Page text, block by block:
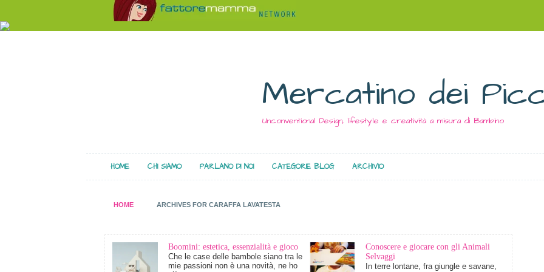
Mercatino dei
Unconventional Design, lifestyle e creatività a misura di Bambino
HOME CHI SIAMO PARLANO DI NOI CATEGORIE BLOG ARCHIVIO
HOME ARCHIVES FOR CARAFFA LAVATESTA
Boomini: estetica, essenzialità e gioco
Che le case delle bambole siano tra le
mie passioni non è una novità, ne ho
Conoscere e giocare con gli Animali
Selvaggi
In terre lontane, fra giungle e savane,